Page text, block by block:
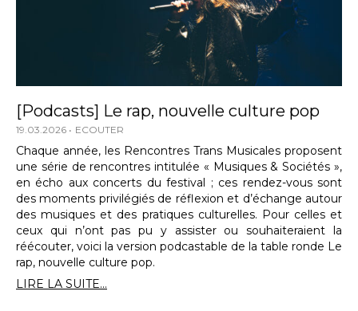
[Podcasts] Le rap, nouvelle culture pop
19.03.2026 ECOUTER
Chaque année, les Rencontres Trans Musicales proposent
une série de rencontres intitulée « Musiques & Sociétés »,
en écho aux concerts du festival ; ces rendez-vous sont
des moments privilégiés de réflexion et d’échange autour
des musiques et des pratiques culturelles. Pour celles et
ceux qui n’ont pas pu y assister ou souhaiteraient la
réécouter, voici la version podcastable de la table ronde Le
rap, nouvelle culture pop.
LIRE LA SUITE...